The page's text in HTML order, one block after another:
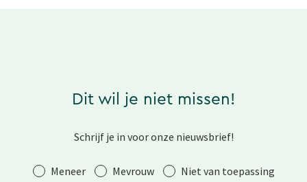
Dit wil je niet missen!
Schrijf je in voor onze nieuwsbrief!
AanhefMeneer Mevrouw Niet van toepassing